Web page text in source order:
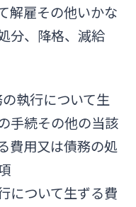
解雇その他いかな
分、降格、減給
執行について生
手続その他の当該
費用又は債務の処
について生ずる費